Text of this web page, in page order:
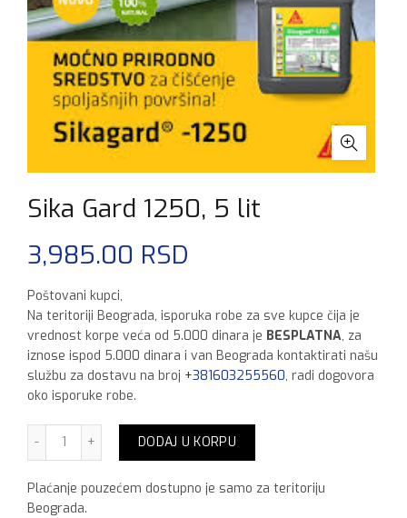
Sika Gard 1250, 5 lit
3,985.00 RSD
Poštovani kupci,
Na teritoriji Beograda, isporuka robe za sve kupce čija je
vrednost korpe veća od 5.000 dinara je BESPLATNA, za
iznose ispod 5.000 dinara i van Beograda kontaktirati našu
službu za dostavu na broj +381603255560, radi dogovora
oko isporuke robe.
Sika Gard 1250, 5 lit količina
DODAJ U KORPU
Plaćanje pouzećem dostupno je samo za teritoriju
Beograda.